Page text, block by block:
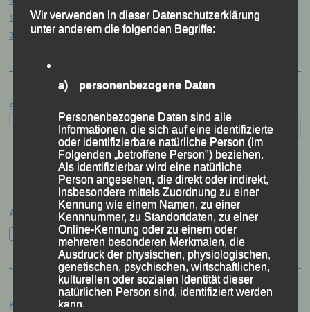
12. Loser Berglauf – Altaussee/Österreich, 25.07.2026
32. Sommerbiathlon – Passau, 18.07.2026
Suchen
Archiv
Archiv
Kategorien
Wir verwenden in dieser Datenschutzerklärung
unter anderem die folgenden Begriffe:
a) personenbezogene Daten
Personenbezogene Daten sind alle
Informationen, die sich auf eine identifizierte
oder identifizierbare natürliche Person (im
Folgenden „betroffene Person") beziehen.
Als identifizierbar wird eine natürliche
Person angesehen, die direkt oder indirekt,
insbesondere mittels Zuordnung zu einer
Kennung wie einem Namen, zu einer
Kennnummer, zu Standortdaten, zu einer
Online-Kennung oder zu einem oder
mehreren besonderen Merkmalen, die
Ausdruck der physischen, physiologischen,
genetischen, psychischen, wirtschaftlichen,
kulturellen oder sozialen Identität dieser
natürlichen Person sind, identifiziert werden
kann.